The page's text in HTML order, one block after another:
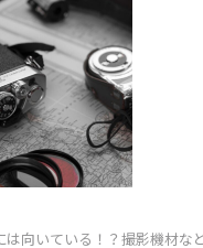
は向いている！？撮影機材な